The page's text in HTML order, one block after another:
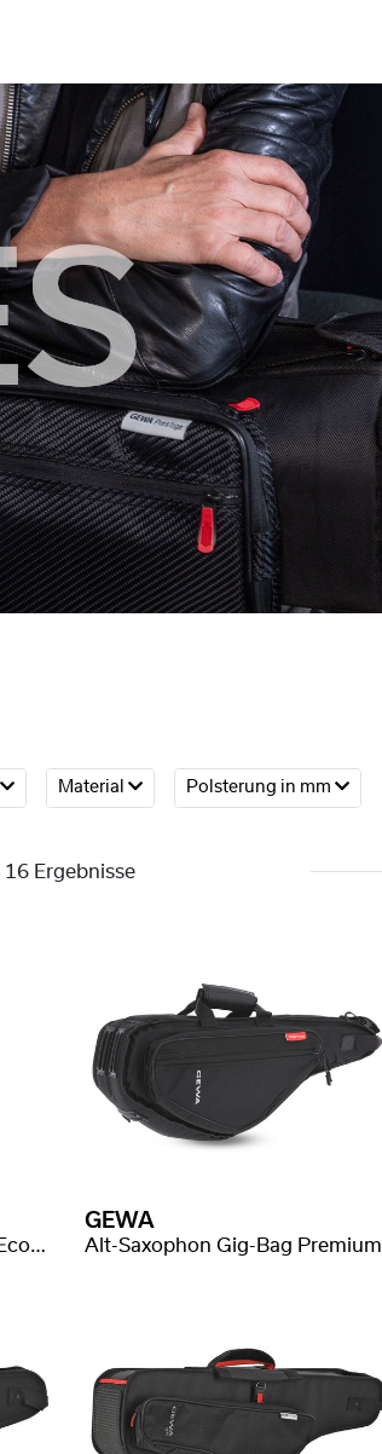
Material Polsterung in mm
16 Ergebnisse
Blockflöten-/Notentasche Economy
GEWA
Alt-Saxophon Gig-Bag Premium